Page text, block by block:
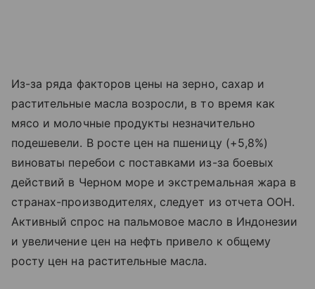
Из-за ряда факторов цены на зерно, сахар и
растительные масла возросли, в то время как
мясо и молочные продукты незначительно
подешевели. В росте цен на пшеницу (+5,8%)
виноваты перебои с поставками из-за боевых
действий в Черном море и экстремальная жара в
странах-производителях, следует из отчета ООН.
Активный спрос на пальмовое масло в Индонезии
и увеличение цен на нефть привело к общему
росту цен на растительные масла.